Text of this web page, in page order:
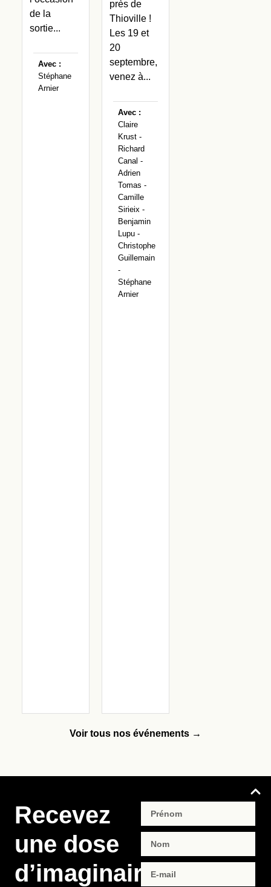
de la
sortie...
Avec :
Stéphane
Arnier
près de
Thioville !
Les 19 et
20
septembre,
venez à...
Avec :
Claire
Krust -
Richard
Canal -
Adrien
Tomas -
Camille
Sirieix -
Benjamin
Lupu -
Christophe
Guillemain
-
Stéphane
Arnier
Voir tous nos événements →
Recevez
une dose
d’imaginaire